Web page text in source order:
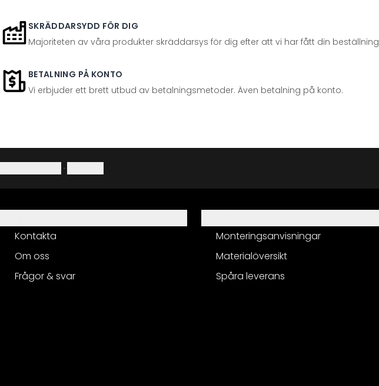
SKRÄDDARSYDD FÖR DIG
Majoriteten av våra produkter skräddarsys för dig efter att vi har fått din beställning
BETALNING PÅ KONTO
Vi erbjuder ett brett utbud av betalningsmetoder. Även betalning på konto.
·
Kontakta
Om oss
Frågor & svar
Monteringsanvisningar
Materialöversikt
Spåra leverans